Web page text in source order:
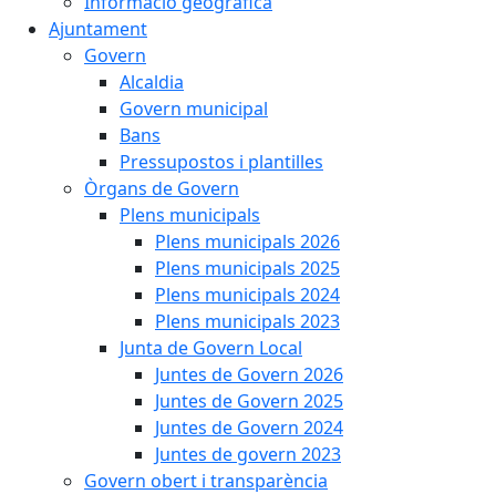
Ajuntament
Govern
Alcaldia
Govern municipal
Bans
Pressupostos i plantilles
Òrgans de Govern
Plens municipals
Plens municipals 2026
Plens municipals 2025
Plens municipals 2024
Plens municipals 2023
Junta de Govern Local
Juntes de Govern 2026
Juntes de Govern 2025
Juntes de Govern 2024
Juntes de govern 2023
Govern obert i transparència